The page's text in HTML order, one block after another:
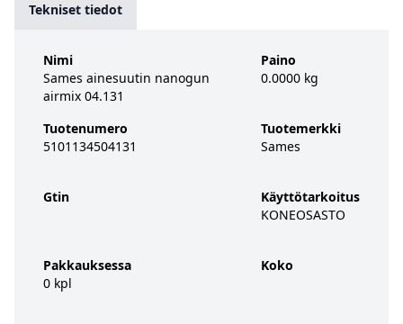
Tekniset tiedot
Nimi
Sames ainesuutin nanogun
airmix 04.131
Tuotenumero
5101134504131
Gtin
Pakkauksessa
0 kpl
Paino
0.0000 kg
Tuotemerkki
Sames
Käyttötarkoitus
KONEOSASTO
Koko